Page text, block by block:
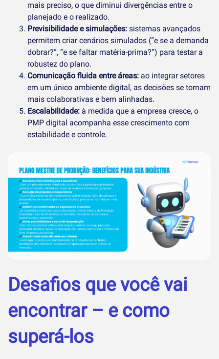
mais preciso, o que diminui divergências entre o
planejado e o realizado.
Previsibilidade e simulações: sistemas avançados
permitem criar cenários simulados (“e se a demanda
dobrar?”, “e se faltar matéria-prima?”) para testar a
robustez do plano.
Comunicação fluida entre áreas: ao integrar setores
em um único ambiente digital, as decisões se tornam
mais colaborativas e bem alinhadas.
Escalabilidade: à medida que a empresa cresce, o
PMP digital acompanha esse crescimento com
estabilidade e controle.
Desafios que você vai
encontrar – e como
superá-los